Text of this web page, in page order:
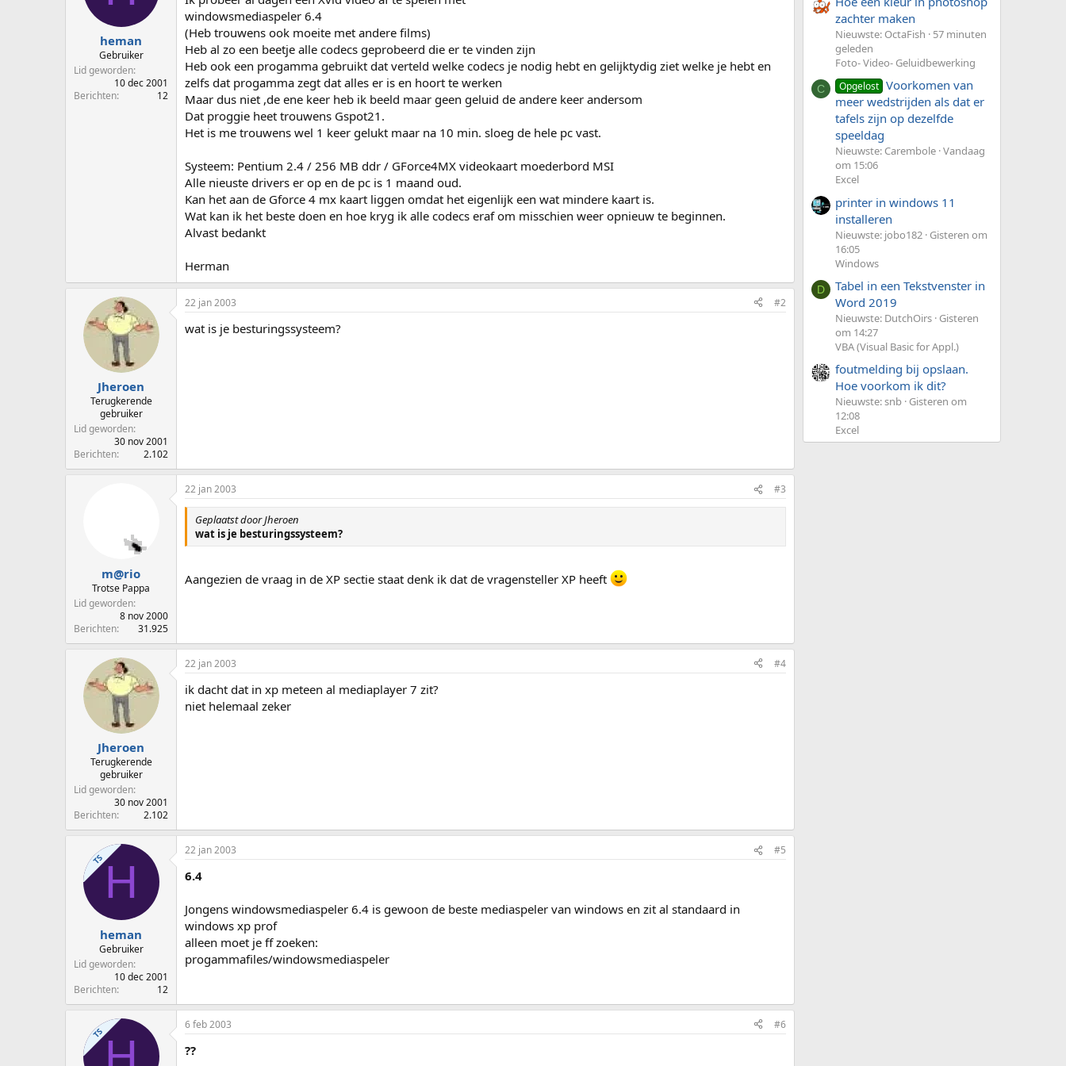
r
e
m
heman
Gebruiker
Lid geworden
10 dec 2001
Berichten
12
windowsmediaspeler 6.4
(Heb trouwens ook moeite met andere films)
Heb al zo een beetje alle codecs geprobeerd die er te vinden zijn
Heb ook een progamma gebruikt dat verteld welke codecs je nodig hebt en gelijktydig ziet welke je hebt en
zelfs dat progamma zegt dat alles er is en hoort te werken
Maar dus niet ,de ene keer heb ik beeld maar geen geluid de andere keer andersom
Dat proggie heet trouwens Gspot21.
Het is me trouwens wel 1 keer gelukt maar na 10 min. sloeg de hele pc vast.
Systeem: Pentium 2.4 / 256 MB ddr / GForce4MX videokaart moederbord MSI
Alle nieuste drivers er op en de pc is 1 maand oud.
Kan het aan de Gforce 4 mx kaart liggen omdat het eigenlijk een wat mindere kaart is.
Wat kan ik het beste doen en hoe kryg ik alle codecs eraf om misschien weer opnieuw te beginnen.
Alvast bedankt
Herman
Jheroen
Terugkerende
gebruiker
Lid geworden
30 nov 2001
Berichten
2.102
22 jan 2003 #2
wat is je besturingssysteem?
m@rio
Trotse Pappa
Lid geworden
8 nov 2000
Berichten
31.925
22 jan 2003 #3
Geplaatst door Jheroen
wat is je besturingssysteem?
Aangezien de vraag in de XP sectie staat denk ik dat de vragensteller XP heeft
Jheroen
Terugkerende
gebruiker
Lid geworden
30 nov 2001
Berichten
2.102
22 jan 2003 #4
ik dacht dat in xp meteen al mediaplayer 7 zit?
niet helemaal zeker
TSH
heman
Gebruiker
Lid geworden
10 dec 2001
Berichten
12
22 jan 2003 #5
6.4
Jongens windowsmediaspeler 6.4 is gewoon de beste mediaspeler van windows en zit al standaard in
windows xp prof
alleen moet je ff zoeken:
progammafiles/windowsmediaspeler
TS
6 feb 2003 #6
??
zachter maken
Nieuwste: OctaFish
57 minuten
geleden
Foto- Video- Geluidbewerking
C Opgelost Voorkomen van
meer wedstrijden als dat er
tafels zijn op dezelfde
speeldag
Nieuwste: Carembole Vandaag
om 15:06
Excel
printer in windows 11
installeren
Nieuwste: jobo182 Gisteren om
16:05
Windows
D
Tabel in een Tekstvenster in
Word 2019
Nieuwste: DutchOirs Gisteren
om 14:27
VBA (Visual Basic for Appl.)
foutmelding bij opslaan.
Hoe voorkom ik dit?
Nieuwste: snb Gisteren om
12:08
Excel